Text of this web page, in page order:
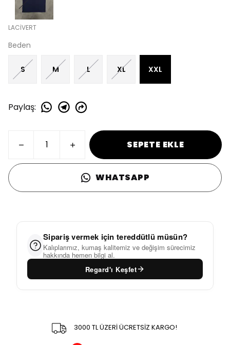
LACİVERT
Beden
S M L XL XXL
Paylaş:
SEPETE EKLE
WHATSAPP
Sipariş vermek için tereddütlü müsün?
Kalıplarımız, kumaş kalitemiz ve değişim sürecimiz
hakkında hemen bilgi al.
Regard'ı Keşfet
3000 TL ÜZERİ ÜCRETSİZ KARGO!